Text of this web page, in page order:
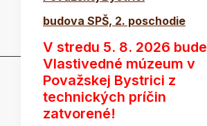
budova SPŠ, 2. poschodie
V stredu 5. 8. 2026 bude
Vlastivedné múzeum v
Považskej Bystrici z
technických príčin
zatvorené!